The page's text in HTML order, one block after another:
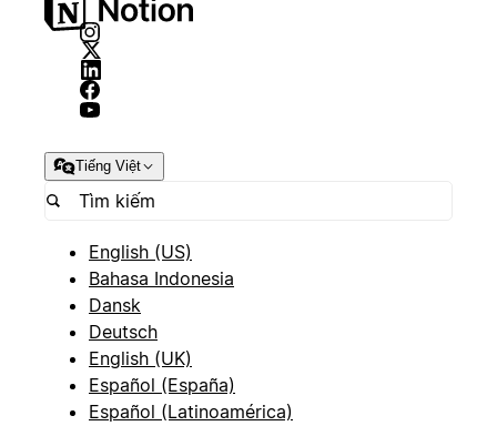
Tiếng Việt
English (US)
Bahasa Indonesia
Dansk
Deutsch
English (UK)
Español (España)
Español (Latinoamérica)